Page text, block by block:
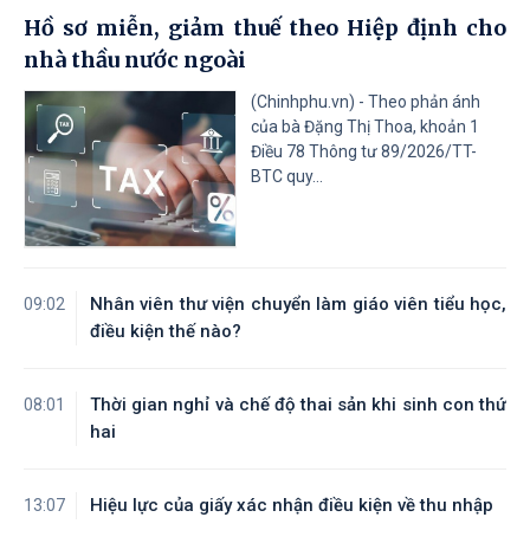
Tỉnh Quảng Ninh
Tỉnh Quảng Trị
Tỉnh Sơn La
Tỉnh Thái Nguyên
Tỉnh Tây Ninh
Tỉnh Vĩnh Long
Hồ sơ miễn, giảm thuế theo Hiệp định cho
nhà thầu nước ngoài
(Chinhphu.vn) - Theo phản ánh
của bà Đặng Thị Thoa, khoản 1
Điều 78 Thông tư 89/2026/TT-
BTC quy...
09:02
Nhân viên thư viện chuyển làm giáo viên tiểu học,
điều kiện thế nào?
08:01
Thời gian nghỉ và chế độ thai sản khi sinh con thứ
hai
13:07 Hiệu lực của giấy xác nhận điều kiện về thu nhập